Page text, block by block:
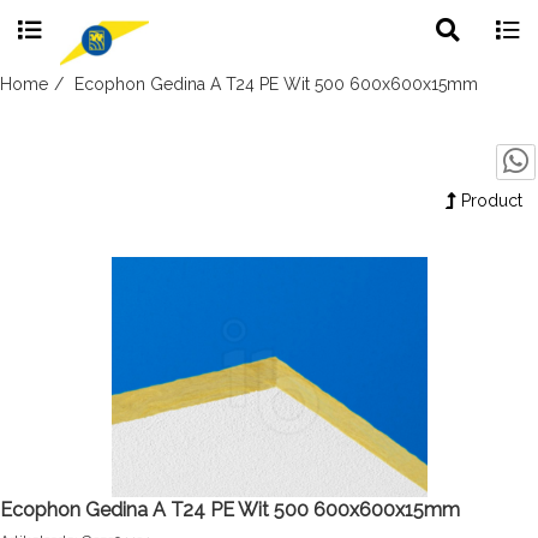
Skip
search
Home Ecophon Gedina A T24 PE Wit 500 600x600x15mm
Product
Ecophon Gedina A T24 PE Wit 500 600x600x15mm